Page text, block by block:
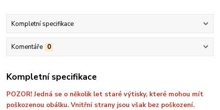
Kompletní specifikace
Komentáře 0
Kompletní specifikace
POZOR! Jedná se o několik let staré výtisky, které mohou mít
poškozenou obálku. Vnitřní strany jsou však bez poškození.